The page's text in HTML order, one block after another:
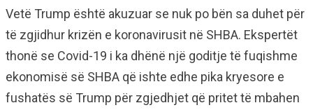
Vetë Trump është akuzuar se nuk po bën sa duhet për
të zgjidhur krizën e koronavirusit në SHBA. Ekspertët
thonë se Covid-19 i ka dhënë një goditje të fuqishme
ekonomisë së SHBA që ishte edhe pika kryesore e
fushatës së Trump për zgjedhjet që pritet të mbahen